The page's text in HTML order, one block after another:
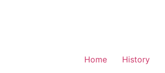
Home History